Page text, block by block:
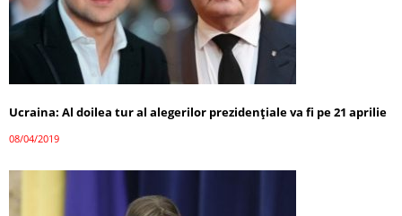
Ucraina: Al doilea tur al alegerilor prezidenţiale va fi pe 21 aprilie
08/04/2019